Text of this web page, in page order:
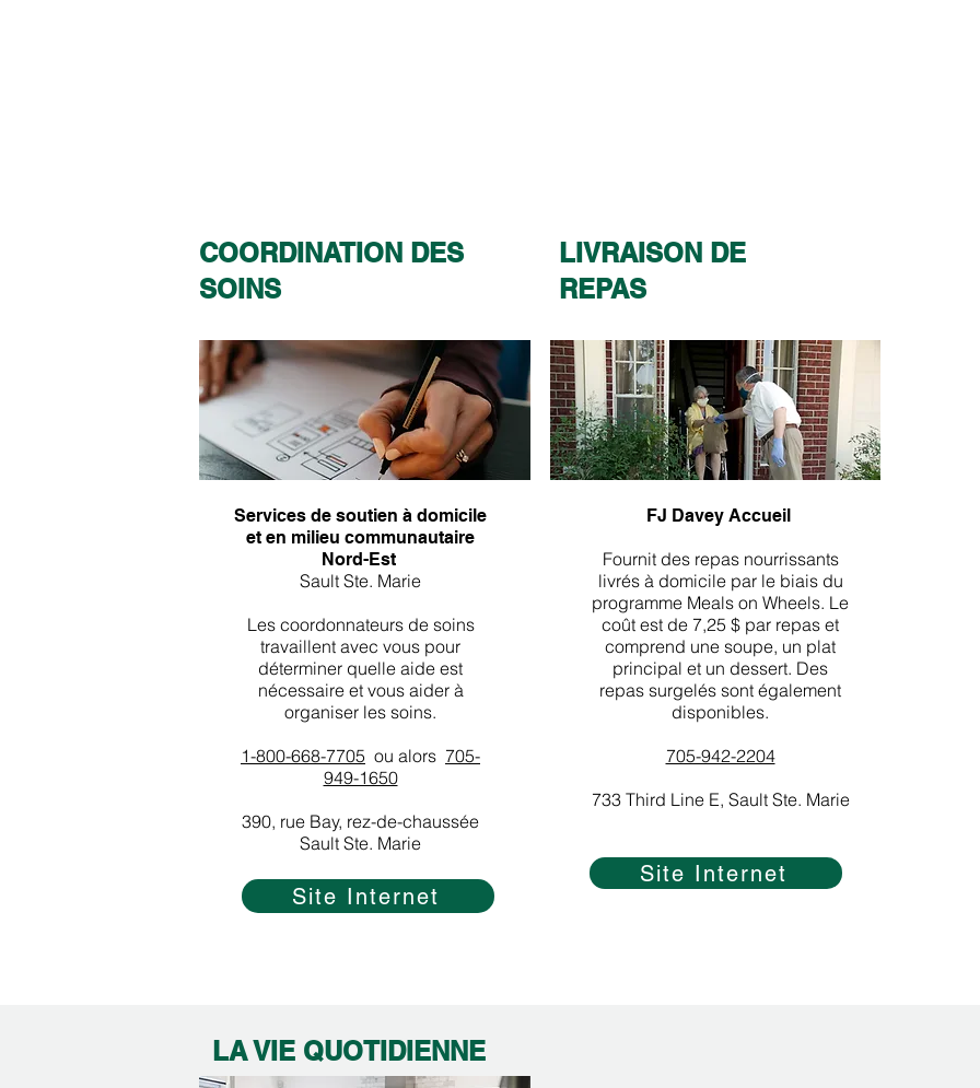
COORDINATION DES
SOINS
LIVRAISON DE
REPAS
Services de soutien à domicile
et en milieu communautaire
Nord-Est​
Sault Ste. Marie
Les coordonnateurs de soins
travaillent avec vous pour
déterminer quelle aide est
nécessaire et vous aider à
organiser les soins.
1-800-668-7705 ou alors 705-
949-1650
390, rue Bay, rez-de-chaussée
Sault Ste. Marie
Site Internet
FJ Davey Accueil​
Fournit des repas nourrissants
livrés à domicile par le biais du
programme Meals on Wheels. Le
coût est de 7,25 $ par repas et
comprend une soupe, un plat
principal et un dessert. Des
repas surgelés sont également
disponibles.
705-942-2204
733 Third Line E, Sault Ste. Marie
Site Internet
LA VIE QUOTIDIENNE